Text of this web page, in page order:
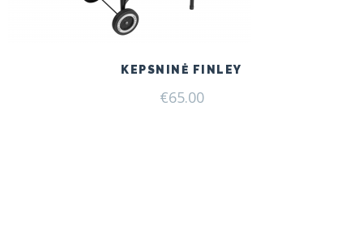
KEPSNINĖ FINLEY
€65.00